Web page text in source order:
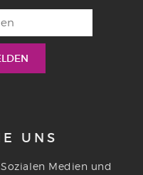
UNS
Medien und